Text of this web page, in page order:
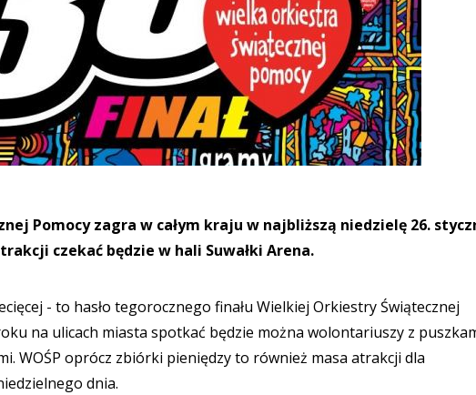
Pomocy zagra w całym kraju w najbliższą niedzielę 26.
czekać będzie w hali Suwałki Arena.
- to hasło tegorocznego finału Wielkiej Orkiestry Świątecznej
na ulicach miasta spotkać będzie można wolontariuszy z
WOŚP oprócz zbiórki pieniędzy to również masa atrakcji dla
dnia.